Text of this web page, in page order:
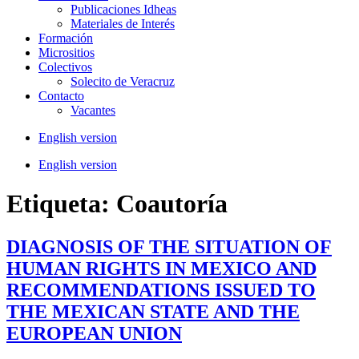
Publicaciones Idheas
Materiales de Interés
Formación
Micrositios
Colectivos
Solecito de Veracruz
Contacto
Vacantes
English version
English version
Etiqueta: Coautoría
DIAGNOSIS OF THE SITUATION OF
HUMAN RIGHTS IN MEXICO AND
RECOMMENDATIONS ISSUED TO
THE MEXICAN STATE AND THE
EUROPEAN UNION